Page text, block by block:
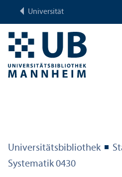
Universität
Universitäts­bibliothek
Systematik 0430